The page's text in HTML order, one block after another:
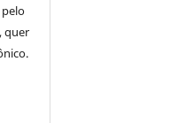
quer